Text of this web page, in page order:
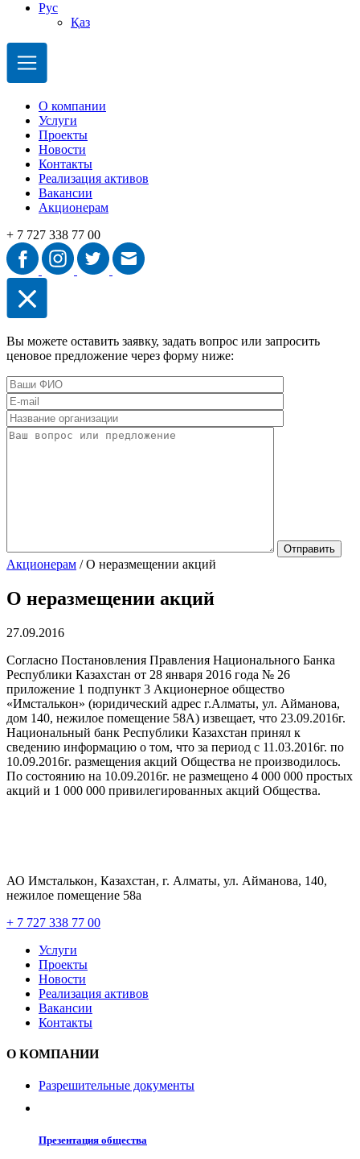
Рус
Қаз
О компании
Услуги
Проекты
Новости
Контакты
Реализация активов
Вакансии
Акционерам
+ 7 727 338 77 00
Вы можете оставить заявку, задать вопрос или запросить
ценовое предложение через форму ниже:
Акционерам /О неразмещении акций
О неразмещении акций
27.09.2016
Согласно Постановления Правления Национального Банка
Республики Казахстан от 28 января 2016 года № 26
приложение 1 подпункт 3 Акционерное общество
«Имсталькон» (юридический адрес г.Алматы, ул. Айманова,
дом 140, нежилое помещение 58А) извещает, что 23.09.2016г.
Национальный банк Республики Казахстан принял к
сведению информацию о том, что за период с 11.03.2016г. по
10.09.2016г. размещения акций Общества не производилось.
По состоянию на 10.09.2016г. не размещено 4 000 000 простых
акций и 1 000 000 привилегированных акций Общества.
АО Имсталькон, Казахстан, г. Алматы, ул. Айманова, 140,
нежилое помещение 58а
+ 7 727 338 77 00
Услуги
Проекты
Новости
Реализация активов
Вакансии
Контакты
О КОМПАНИИ
Разрешительные документы
Презентация общества